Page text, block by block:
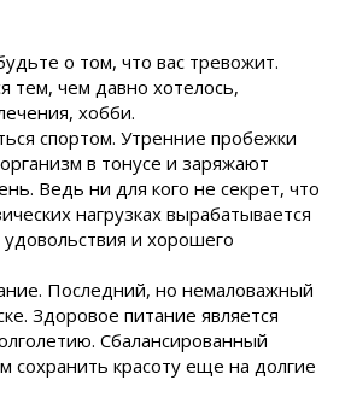
о том, что вас тревожит.
тем, чем давно хотелось,
хобби.
спортом. Утренние пробежки
в тонусе и заряжают
Ведь ни для кого не секрет, что
нагрузках вырабатывается
и хорошего
Последний, но немаловажный
Здоровое питание является
Сбалансированный
сохранить красоту еще на долгие